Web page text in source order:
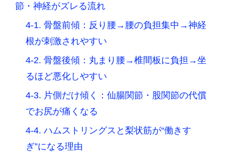
節・神経がズレる流れ
4-1. 骨盤前傾：反り腰→腰の負担集中→神経
根が刺激されやすい
4-2. 骨盤後傾：丸まり腰→椎間板に負担→坐
るほど悪化しやすい
4-3. 片側だけ傾く：仙腸関節・股関節の代償
でお尻が痛くなる
4-4. ハムストリングスと梨状筋が“働きす
ぎ”になる理由